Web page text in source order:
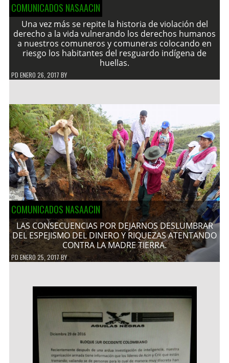
COMUNICADOS NASAACIN
Una vez más se repite la historia de violación del
derecho a la vida vulnerando los derechos humanos
a nuestros comuneros y comuneras colocando en
riesgo los habitantes del resguardo indígena de
huellas.
PD ENERO 26, 2017 BY
COMUNICADOS NASAACIN
LAS CONSECUENCIAS POR DEJARNOS DESLUMBRAR
DEL ESPEJISMO DEL DINERO Y RIQUEZAS ATENTANDO
CONTRA LA MADRE TIERRA.
PDENERO 25, 2017BY